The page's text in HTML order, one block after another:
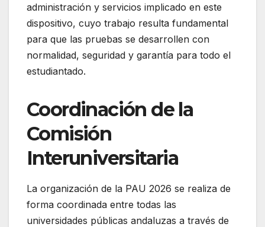
administración y servicios implicado en este
dispositivo, cuyo trabajo resulta fundamental
para que las pruebas se desarrollen con
normalidad, seguridad y garantía para todo el
estudiantado.
Coordinación de la
Comisión
Interuniversitaria
La organización de la PAU 2026 se realiza de
forma coordinada entre todas las
universidades públicas andaluzas a través de